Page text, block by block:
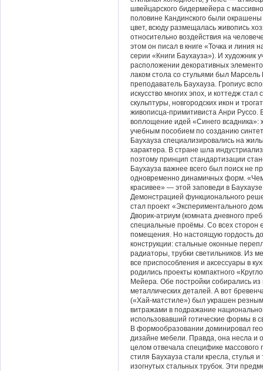
швейцарского бидермейера с
половине Кандинского были
цвет, всюду размещалась живопись
относительно воздействия на
этом он писал в книге «Точка и линия
серии «Книги Баухауза»). И художник
расположении декоративных
лаком стола со стульями был
преподаватель Баухауза. Гропиус
искусство многих эпох, и коттедж
скульптуры, новгородских икон и
живописца-примитивиста Анри
воплощение идей «Синего всадника»:
учебным пособием по созданию
Баухауза специализировались на
характера. В стране шла
поэтому принцип стандартизации
Баухауза важнее всего был поиск не
одновременно динамичных форм.
красивее» — этой заповеди в
Демонстрацией функционального
стал проект «Экспериментального
Дворик-атриум (комната дневного
специальные проёмы. Со всех сторон
помещения. Но настоящую гордость
конструкции: стальные оконные
радиаторы, трубки светильников. Из
все приспособления и аксессуары в
родились проекты компактного
Мейера. Обе постройки собирались из
металлических деталей. А вот
(«Хай-матстиле») был украшен
витражами в подражание
использовавший готические формы в
В формообразовании доминировал
дизайне мебели. Правда, она несла и
целом отвечала специфике массового
стиля Баухауза стали кресла, стулья
изогнутых стальных трубок. Эти